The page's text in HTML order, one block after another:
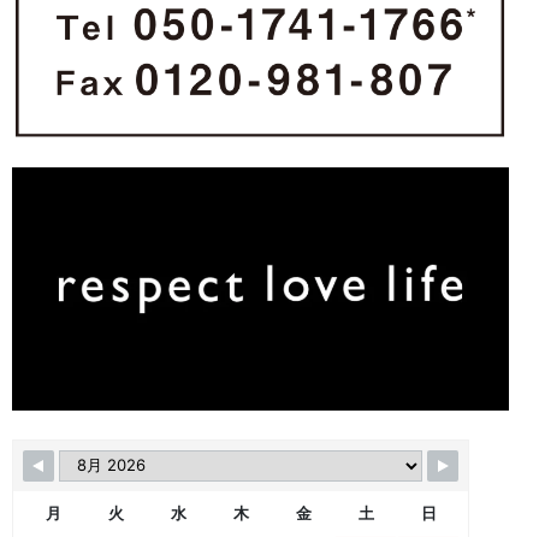
月 火 水 木 金 土 日